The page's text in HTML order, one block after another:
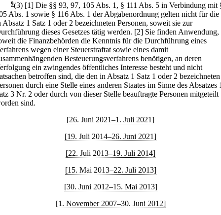
9(3) [1] Die §§ 93, 97, 105 Abs. 1, § 111 Abs. 5 in Verbindung mit
Abs. 1 sowie § 116 Abs. 1 der Abgabenordnung gelten nicht für die
Absatz 1 Satz 1 oder 2 bezeichneten Personen, soweit sie zur
dieses Gesetzes tätig werden. [2] Sie finden Anwendung,
die Finanzbehörden die Kenntnis für die Durchführung eines
wegen einer Steuerstraftat sowie eines damit
Besteuerungsverfahrens benötigen, an deren
ein zwingendes öffentliches Interesse besteht und nicht
betroffen sind, die den in Absatz 1 Satz 1 oder 2 bezeichneten
durch eine Stelle eines anderen Staates im Sinne des Absatzes
3 Nr. 2 oder durch von dieser Stelle beauftragte Personen mitgeteilt
sind.
[26. Juni 2021–1. Juli 2021]
[19. Juli 2014–26. Juni 2021]
[22. Juli 2013–19. Juli 2014]
[15. Mai 2013–22. Juli 2013]
[30. Juni 2012–15. Mai 2013]
[1. November 2007–30. Juni 2012]